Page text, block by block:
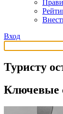
Вход
Туристу
Ключевые